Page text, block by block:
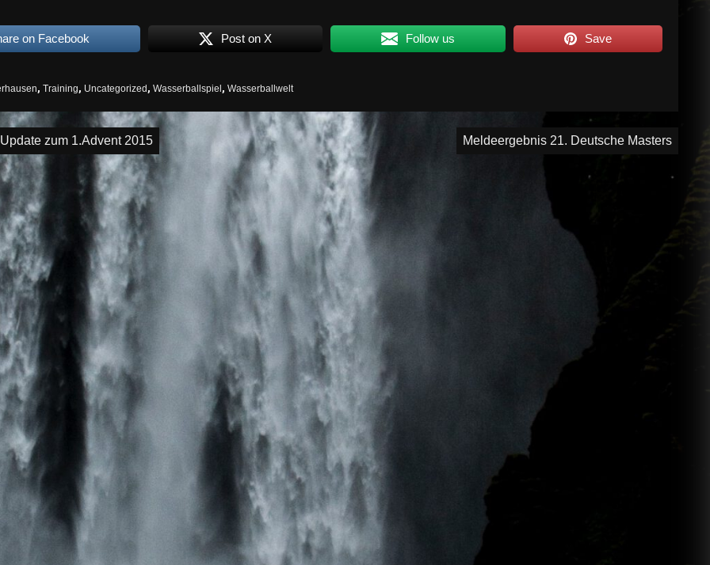
on Facebook Post on X Follow us Save
, Training, Uncategorized , Wasserballspiel , Wasserballwelt
zum 1.Advent 2015 Meldeergebnis 21. Deutsche Masters